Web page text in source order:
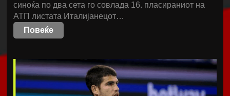
синоќа по два сета го совлада 16. пласираниот на
АТП листата Италијанецот…
Повеќе